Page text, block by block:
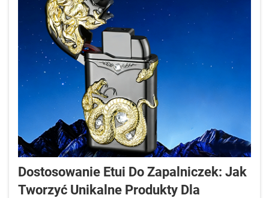
Dostosowanie Etui Do Zapalniczek: Jak
Tworzyć Unikalne Produkty Dla